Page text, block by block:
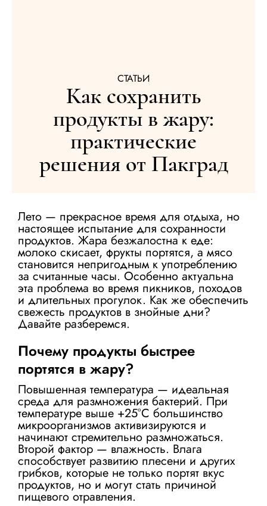
СТАТЬИ
Как сохранить
продукты в жару:
практические
решения от Пакград
Лето — прекрасное время для отдыха, но
настоящее испытание для сохранности
продуктов. Жара безжалостна к еде:
молоко скисает, фрукты портятся, а мясо
становится непригодным к употреблению
за считанные часы. Особенно актуальна
эта проблема во время пикников, походов
и длительных прогулок. Как же обеспечить
свежесть продуктов в знойные дни?
Давайте разберемся.
Почему продукты быстрее
портятся в жару?
Повышенная температура — идеальная
среда для размножения бактерий. При
температуре выше +25°C большинство
микроорганизмов активизируются и
начинают стремительно размножаться.
Второй фактор — влажность. Влага
способствует развитию плесени и других
грибков, которые не только портят вкус
продуктов, но и могут стать причиной
пищевого отравления.